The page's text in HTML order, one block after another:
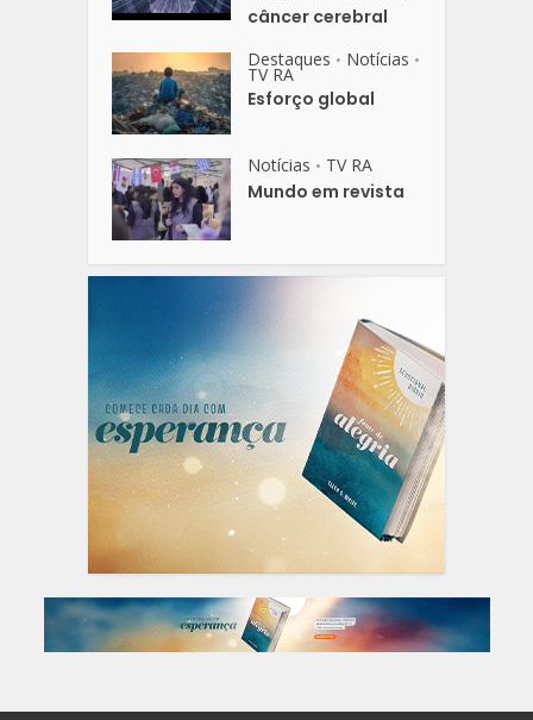
câncer cerebral
Destaques • Notícias •
TV RA
Esforço global
Notícias • TV RA
Mundo em revista